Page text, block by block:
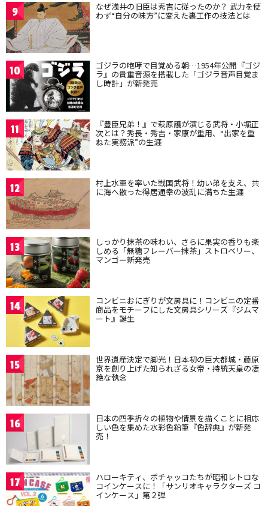
9 なぜ浅井の旧臣は秀吉に従ったのか？ 武力を使
わず“自分の味方”に変えた裏工作の技法とは
10 ゴジラの咆哮で目覚める朝…1954年公開『ゴジ
ラ』の貴重音源を搭載した「ゴジラ音声目覚ま
し時計」が新発売
11 『豊臣兄弟！』で萩原護が演じる武将・小堀正
次とは？秀長・秀吉・家康が重用、“出家を重
ねた実務派”の生涯
12 村上水軍を率いた戦国武将！幼い弟を支え、共
に海へ散った得居通幸の波乱に満ちた生涯
13 しっかり抹茶の味わい、さらに果実の香りも楽
しめる「無糖フレーバー抹茶」ストロベリー、
マンゴー新発売
14 コンビニおにぎりが文房具に！コンビニの定番
商品をモチーフにした文房具シリーズ『ジムマ
ート』誕生
15 世界遺産決定で脚光！日本初の巨大都城・藤原
京を創り上げた知られざる女帝・持統天皇の凄
絶な執念
16 日本の四季折々の植物や情景を描くことに相応
しい色を集めた水彩色鉛筆『色辞典』が新発
売！
17 ハローキティ、ポチャッコたちが昭和レトロな
コインケースに！「サンリオキャラクターズ コ
インケース」第２弾